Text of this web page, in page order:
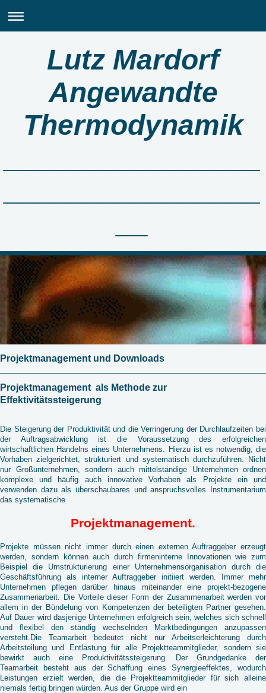
Lutz Mardorf
Angewandte
Thermodynamik
Projektmanagement und Downloads
Projektmanagement als Methode zur
Effektivitätssteigerung
Die Steigerung der Produktivität und die Verringerung der Durchlaufzeiten bei
der Auftragsabwicklung ist die Voraussetzung des erfolgreichen
wirtschaftlichen Handelns eines Unternehmens. Hierzu ist es notwendig, die
Vorhaben zielgerichtet, strukturiert und systematisch durchzuführen. Nicht
nur Großunternehmen, sondern auch mittelständige Unternehmen ordnen
komplexe und häufig auch innovative Vorhaben als Projekte ein und
verwenden dazu als überschaubares und anspruchsvolles Instrumentarium
das systematische
Projektmanagement.
Projekte müssen nicht immer durch einen externen Auftraggeber erzeugt
werden, sondern können auch durch firmeninterne Innovationen wie zum
Beispiel die Umstrukturierung einer Unternehmensorganisation durch die
Geschäftsführung als interner Auftraggeber initiiert werden. Immer mehr
Unternehmen pflegen darüber hinaus miteinander eine projekt-bezogene
Zusammenarbeit. Die Vorteile dieser Form der Zusammenarbeit werden vor
allem in der Bündelung von Kompetenzen der beteiligten Partner gesehen.
Auf Dauer wird dasjenige Unternehmen erfolgreich sein, welches sich schnell
und flexibel den ständig wechselnden Marktbedingungen anzupassen
versteht.Die Teamarbeit bedeutet nicht nur Arbeitserleichterung durch
Arbeitsteilung und Entlastung für alle Projektteammitglieder, sondern sie
bewirkt auch eine Produktivitätssteigerung. Der Grundgedanke der
Teamarbeit besteht aus der Schaffung eines Synergieeffektes, wodurch
Leistungen erzielt werden, die die Projektteammitglieder für sich alleine
niemals fertig bringen würden. Aus der Gruppe wird ein